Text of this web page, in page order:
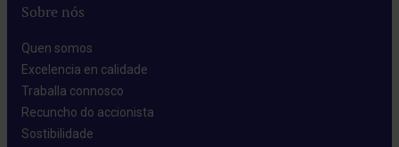
Sobre nós
Quen somos​
Excelencia en calidade​
Traballa connosco​
Recuncho do accionista​
Sostibilidade​